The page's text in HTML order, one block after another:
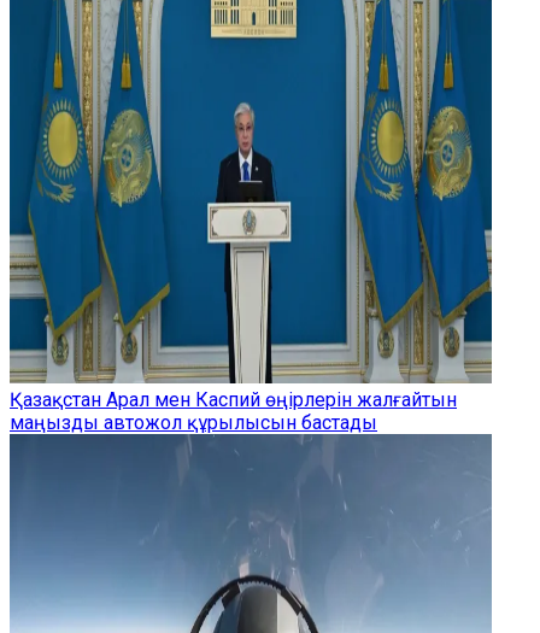
Қазақстан Арал мен Каспий өңірлерін жалғайтын
маңызды автожол құрылысын бастады